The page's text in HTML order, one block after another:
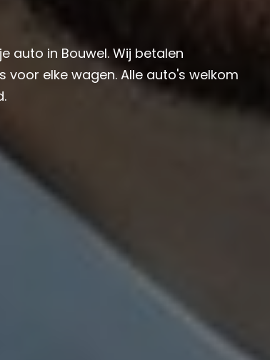
auto in Bouwel. Wij betalen
voor elke wagen. Alle auto's welkom